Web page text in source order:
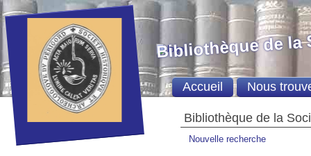
Bibliothèque de la
Nouvelle recherche
Bibliothèque de la
Accueil Nous